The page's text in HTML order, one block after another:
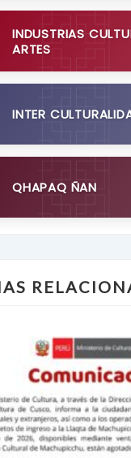
INDUSTRIAS
ARTES
INTER
QHAPAQ ÑAN